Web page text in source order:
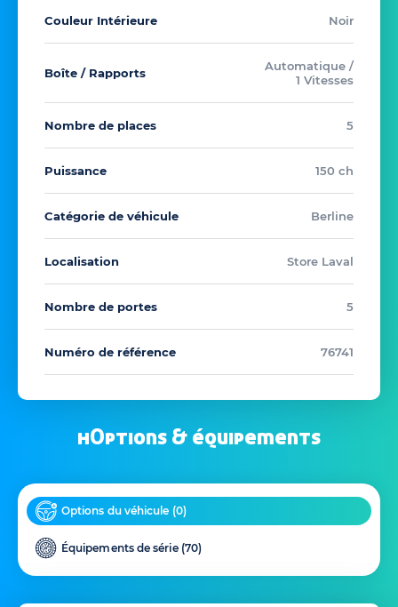
Couleur Intérieure Noir
Boîte / Rapports
Automatique /
1 Vitesses
Nombre de places 5
Puissance 150 ch
Catégorie de véhicule Berline
Localisation Store Laval
Nombre de portes 5
Numéro de référence 76741
hOptions & équipements
Options du véhicule (0)
Équipements de série (70)